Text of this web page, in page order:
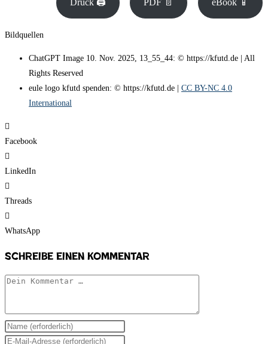
Druck 🖨 PDF 📄 eBook 📱
Bildquellen
ChatGPT Image 10. Nov. 2025, 13_55_44: © https://kfutd.de | All
Rights Reserved
eule logo kfutd spenden: © https://kfutd.de | CC BY-NC 4.0
International
Facebook
LinkedIn
Threads
WhatsApp
Schreibe einen Kommentar
Kommentar
Gib
deinen
Gib